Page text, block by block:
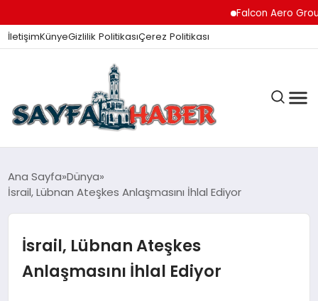
Falcon Aero Group,
İletişimKünyeGizlilik PolitikasıÇerez Politikası
ANA SAYFA
İZMIR HABERLERI
Ana Sayfa Dünya
İsrail, Lübnan Ateşkes Anlaşmasını İhlal Ediyor
İsrail, Lübnan Ateşkes
Anlaşmasını İhlal Ediyor